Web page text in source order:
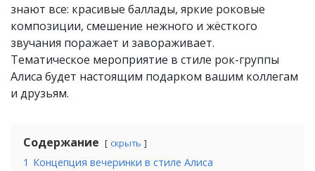
знают все: красивые баллады, яркие роковые
композиции, смешение нежного и жёсткого
звучания поражает и завораживает.
Тематическое мероприятие в стиле рок-группы
Алиса будет настоящим подарком вашим коллегам
и друзьям.
Содержание скрыть
1 Концепция вечеринки в стиле Алиса